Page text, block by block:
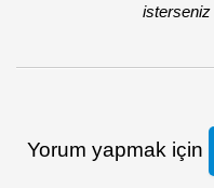
isterseniz
Yorum yapmak için